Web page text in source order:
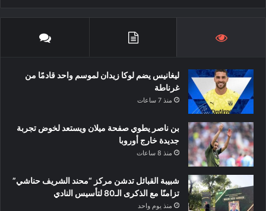
ليغانيس يضم لوكا زيدان لموسم واحد قادمًا من
غرناطة
منذ 7 ساعات
بن ناصر يطوي صفحة ميلان ويستعد لخوض تجربة
جديدة خارج أوروبا
منذ 8 ساعات
شبيبة القبائل تدشن مركز “محند الشريف حناشي”
تزامنًا مع الذكرى الـ80 لتأسيس النادي
منذ يوم واحد